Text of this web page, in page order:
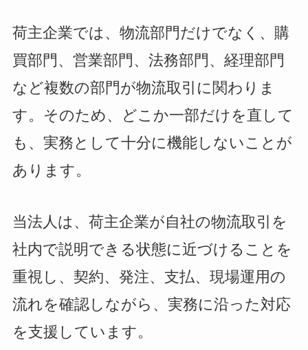
荷主企業では、物流部門だけでなく、購
買部門、営業部門、法務部門、経理部門
など複数の部門が物流取引に関わりま
す。そのため、どこか一部だけを直して
も、実務として十分に機能しないことが
あります。
当法人は、荷主企業が自社の物流取引を
社内で説明できる状態に近づけることを
重視し、契約、発注、支払、現場運用の
流れを確認しながら、実務に沿った対応
を支援しています。